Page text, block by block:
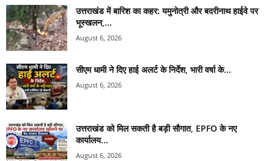
उत्तराखंड में बारिश का कहर: यमुनोत्री और बदरीनाथ हाईवे पर
भूस्खलन,...
August 6, 2026
सीएम धामी ने दिए हाई अलर्ट के निर्देश, भारी वर्षा के...
August 6, 2026
उत्तराखंड को मिल सकती है बड़ी सौगात, EPFO के नए
कार्यालय...
August 6, 2026